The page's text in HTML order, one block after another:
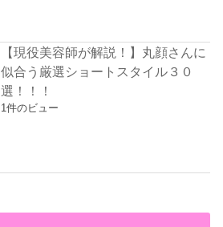
【現役美容師が解説！】丸顔さんに
似合う厳選ショートスタイル３０
選！！！
1件のビュー